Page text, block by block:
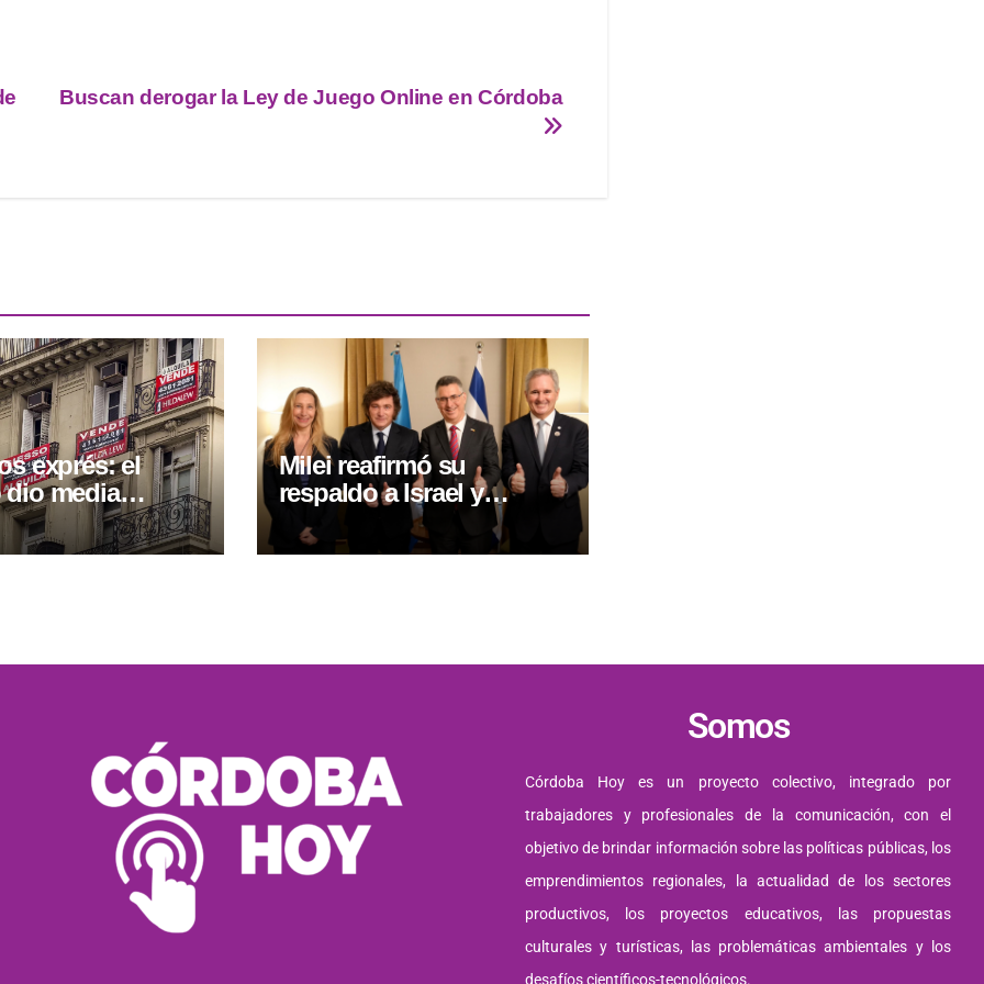
Buscan derogar la Ley de Juego Online en Córdoba
exprés: el
dio media
y cambia el
por falta de
Milei reafirmó su
respaldo a Israel y
condenó los ataques de
Irán durante un
Somos
Córdoba Hoy es un proyecto colectivo, integrado por
trabajadores y profesionales de la comunicación, con el
objetivo de brindar información sobre las políticas públicas, los
emprendimientos regionales, la actualidad de los sectores
productivos, los proyectos educativos, las propuestas
culturales y turísticas, las problemáticas ambientales y los
desafíos científicos-tecnológicos.